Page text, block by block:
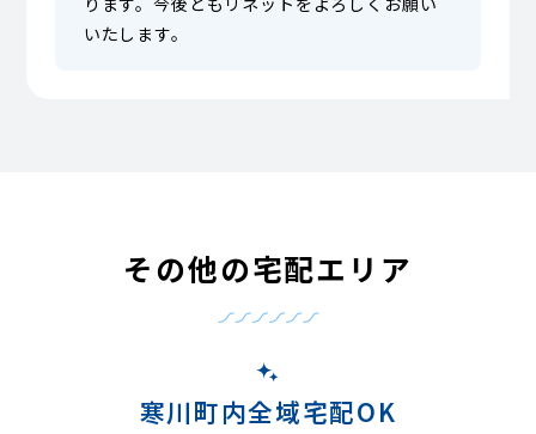
いたします。
その他の宅配エリア
寒川町内全域宅配OK